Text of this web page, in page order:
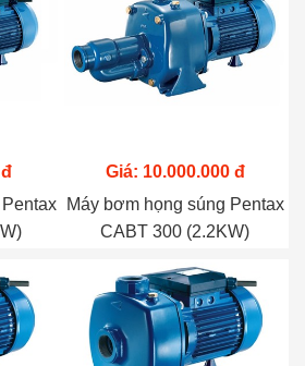
Giá: 10.000.000 đ
Máy bơm họng súng Pentax
CABT 300 (2.2KW)